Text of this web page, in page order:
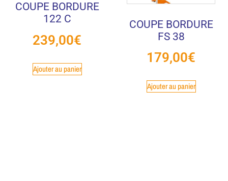
COUPE BORDURE
122 C
239,00€
Ajouter au panier
COUPE BORDURE
FS 38
179,00€
Ajouter au panier